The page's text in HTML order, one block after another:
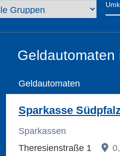
Geldautomaten
Geldautomaten
Sparkasse
Sparkassen
Theresienstraße 1